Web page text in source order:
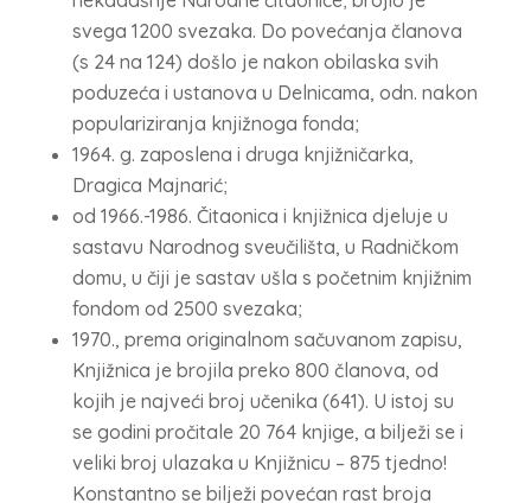
svega 1200 svezaka. Do povećanja članova
(s 24 na 124) došlo je nakon obilaska svih
poduzeća i ustanova u Delnicama, odn. nakon
populariziranja knjižnoga fonda;
1964. g. zaposlena i druga knjižničarka,
Dragica Majnarić;
od 1966.-1986. Čitaonica i knjižnica djeluje u
sastavu Narodnog sveučilišta, u Radničkom
domu, u čiji je sastav ušla s početnim knjižnim
fondom od 2500 svezaka;
1970., prema originalnom sačuvanom zapisu,
Knjižnica je brojila preko 800 članova, od
kojih je najveći broj učenika (641). U istoj su
se godini pročitale 20 764 knjige, a bilježi se i
veliki broj ulazaka u Knjižnicu – 875 tjedno!
Konstantno se bilježi povećan rast broja